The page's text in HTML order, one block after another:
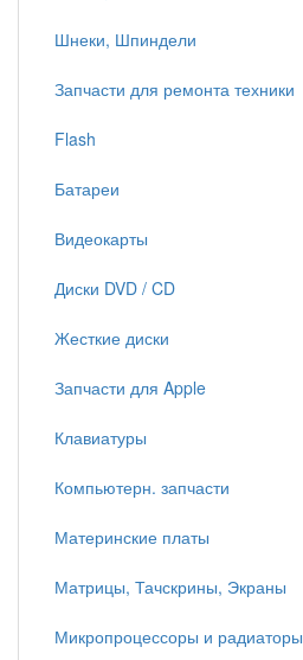
Шнеки, Шпиндели
Запчасти для ремонта техники
Flash
Батареи
Видеокарты
Диски DVD / CD
Жесткие диски
Запчасти для Apple
Клавиатуры
Компьютерн. запчасти
Материнские платы
Матрицы, Тачскрины, Экраны
Микропроцессоры и радиаторы